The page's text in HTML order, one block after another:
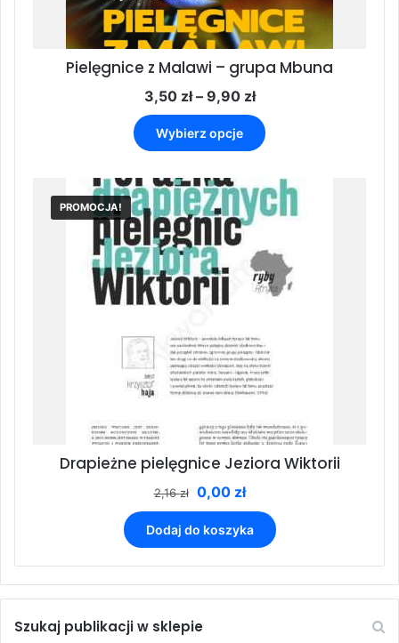
Pielęgnice z Malawi – grupa Mbuna
3,50 zł – 9,90 złZakres
cen:
od
3,50 zł
9,90 zł
Wybierz opcje
produkt
wiele
wariantów.
Opcje
wybrać
na
stronie
PROMOCJA!
Drapieżne pielęgnice Jeziora Wiktorii
2,16zł Pierwotna
cena
wynosiła:
2,16 zł.
0,00 złAktualna
cena
wynosi:
0,00 zł.
Dodaj do koszyka
Szukaj publikacji w sklepie